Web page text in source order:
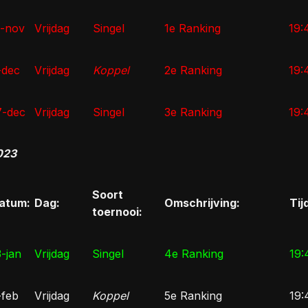
nov Vrijdag Singel 1e Ranking
Vrijdag Koppel 2e Ranking
dec Vrijdag Singel 3e Ranking
Dag:
Soort
toernooi:
Omschrijving:
jan Vrijdag Singel 4e Ranking
Vrijdag Koppel 5e Ranking